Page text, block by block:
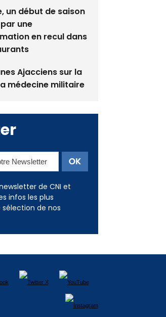
de vin
un début de saison
une
de CNI et
infos les plus
de nos